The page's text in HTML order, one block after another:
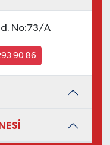
No:73/A
90 86